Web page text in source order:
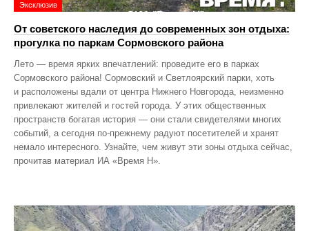
Эксклюзив
От советского наследия до современных зон отдыха:
прогулка по паркам Сормовского района
Лето — время ярких впечатлений: проведите его в парках
Сормовского района! Сормовский и Светлоярский парки, хоть
и расположены вдали от центра Нижнего Новгорода, неизменно
привлекают жителей и гостей города. У этих общественных
пространств богатая история — они стали свидетелями многих
событий, а сегодня по‑прежнему радуют посетителей и хранят
немало интересного. Узнайте, чем живут эти зоны отдыха сейчас,
прочитав материал ИА «Время Н».